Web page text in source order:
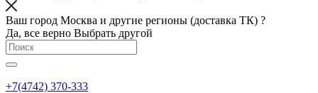
Ваш город Москва и другие регионы (доставка ТК) ?
Да, все верно Выбрать другой
+7(4742) 370-333